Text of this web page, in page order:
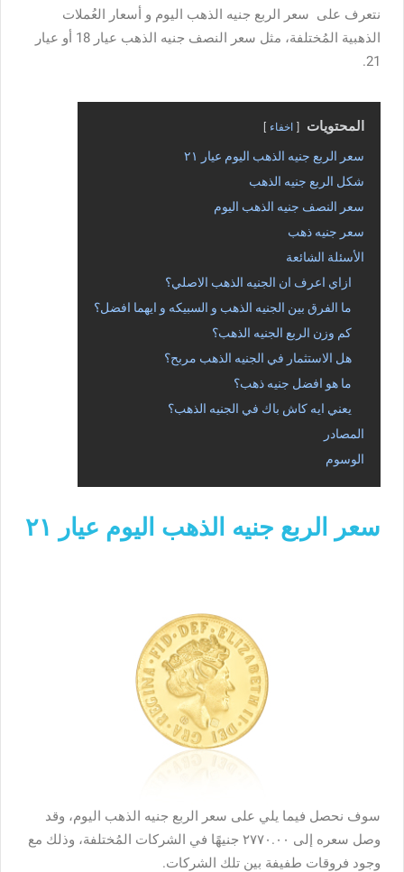
نتعرف على سعر الربع جنيه الذهب اليوم و أسعار العُملات
الذهبية المُختلفة، مثل سعر النصف جنيه الذهب عيار 18 أو عيار
21.
المحتويات اخفاء
سعر الربع جنيه الذهب اليوم عيار ٢١
شكل الربع جنيه الذهب
سعر النصف جنيه الذهب اليوم
سعر جنيه ذهب
الأسئلة الشائعة
ازاي اعرف ان الجنيه الذهب الاصلي؟
ما الفرق بين الجنيه الذهب و السبيكه و ايهما افضل؟
كم وزن الربع الجنيه الذهب؟
هل الاستثمار في الجنيه الذهب مربح؟
ما هو افضل جنيه ذهب؟
يعني ايه كاش باك في الجنيه الذهب؟
المصادر
الوسوم
سعر الربع جنيه الذهب اليوم عيار ٢١
سوف نحصل فيما يلي على سعر الربع جنيه الذهب اليوم، وقد
وصل سعره إلى ٢٧٧٠.٠٠ جنيهًا في الشركات المُختلفة، وذلك مع
وجود فروقات طفيفة بين تلك الشركات.